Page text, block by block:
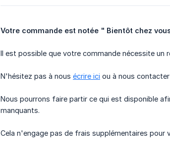
Votre commande est notée " Bientôt chez
Il est possible que votre commande nécessite un
N'hésitez pas à nous écrire ici ou à nous
Nous pourrons faire partir ce qui est disponible
manquants.
Cela n'engage pas de frais supplémentaires pour